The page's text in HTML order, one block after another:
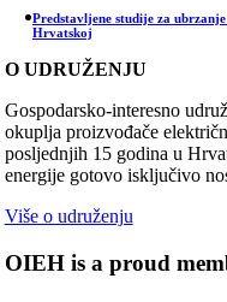
Predstavljene studije za
Hrvatskoj
O UDRUŽENJU
Gospodarsko-interesno
okuplja proizvođače
posljednjih 15 godina u
energije gotovo isključivo
Više o udruženju
OIEH is a proud